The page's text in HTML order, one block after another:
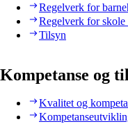
Regelverk for
Regelverk for
Tilsyn
Kompetanse og
Kvalitet og